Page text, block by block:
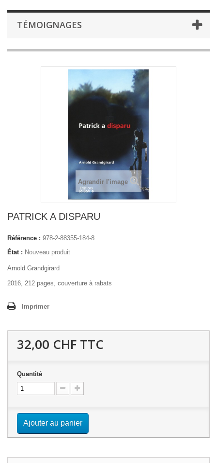
TÉMOIGNAGES
Agrandir l'image
PATRICK A DISPARU
Référence : 978-2-88355-184-8
État : Nouveau produit
Arnold Grandgirard
2016, 212 pages, couverture à rabats
Imprimer
32,00 CHF TTC
Quantité
Ajouter au panier